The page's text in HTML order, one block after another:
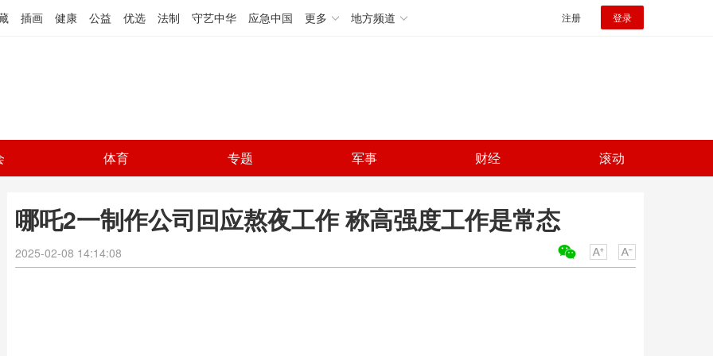
插画 健康 公益 优选 法制 守艺中华 应急中国 更多 地方频道 注册 登录
体育 专题 军事 财经 滚动
哪吒2一制作公司回应熬夜工作 称高强度工作是常态
2025-02-08 14:14:08